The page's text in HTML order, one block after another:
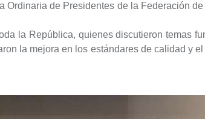
Ordinaria de Presidentes de la Federación
la República, quienes discutieron temas
la mejora en los estándares de calidad y